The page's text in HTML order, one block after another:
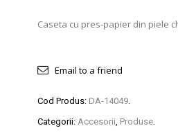
Caseta cu pres-papier din piele
Email to a friend
Cod Produs: DA-14049.
Categorii: Accesorii, Produse.